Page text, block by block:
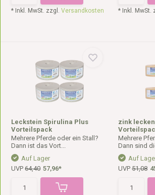
* Inkl. MwSt. zzgl.Versandkosten * Inkl. MwSt.
Leckstein Spirulina Plus
Vorteilspack
Mehrere Pferde oder ein Stall?
Dann ist das Vort...
Auf Lager
UVP64,40 57,96*
zink
Mehrere
Dann sind
Auf
UVP 51,08